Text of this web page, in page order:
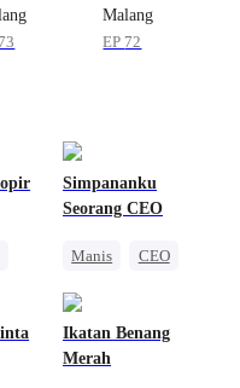
73
Malang
EP 72
Simpananku
Seorang CEO
Manis
CEO
Ikatan Benang
Merah